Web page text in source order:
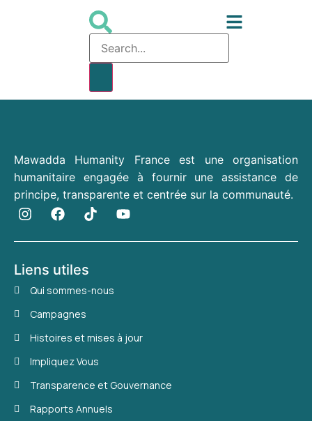
Mawadda Humanity France est une organisation
humanitaire engagée à fournir une assistance de
principe, transparente et centrée sur la communauté.
Liens utiles
Qui sommes-nous
Campagnes
Histoires et mises à jour
Impliquez Vous
Transparence et Gouvernance
Rapports Annuels